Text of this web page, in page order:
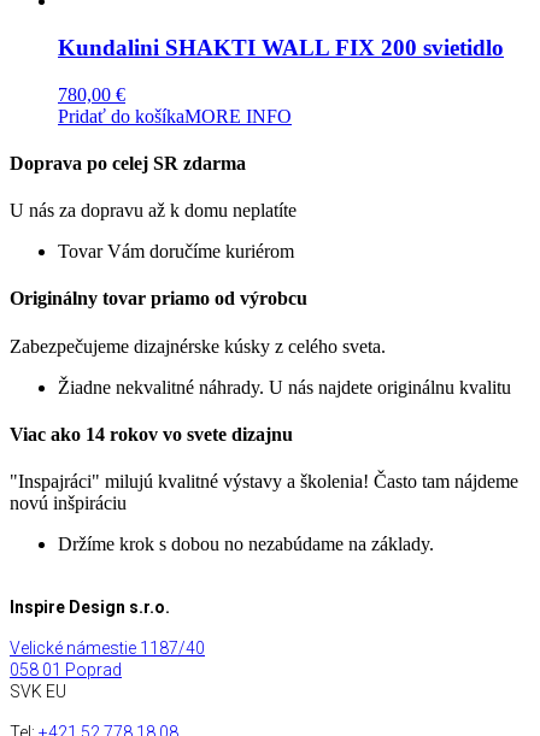
Kundalini SHAKTI WALL FIX 200 svietidlo
780,00 €
Pridať do košíkaMORE INFO
Doprava po celej SR zdarma
U nás za dopravu až k domu neplatíte
Tovar Vám doručíme kuriérom
Originálny tovar priamo od výrobcu
Zabezpečujeme dizajnérske kúsky z celého sveta.
Žiadne nekvalitné náhrady. U nás najdete originálnu kvalitu
Viac ako 14 rokov vo svete dizajnu
"Inspajráci" milujú kvalitné výstavy a školenia! Často tam nájdeme
novú inšpiráciu
Držíme krok s dobou no nezabúdame na základy.
Inspire Design s.r.o.
Velické námestie 1187/40
058 01 Poprad
SVK EU